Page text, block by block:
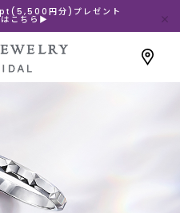
円分)プレゼント
こちら▶